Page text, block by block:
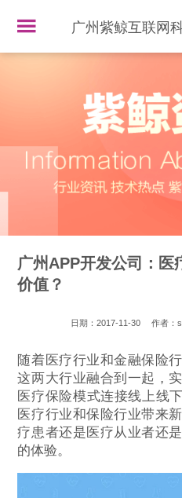
广州紫鲸互联网
广州APP开发公司：医
价值？
日期：2017-11-30 作者：
随着医疗行业和金融保险
这两大行业融合到一起，
医疗保险模式连接线上线下
医疗行业和保险行业带来
疗患者还是医疗从业者还
的体验。